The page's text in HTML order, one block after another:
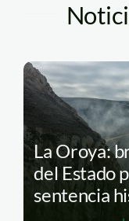
La Oroya:
del Estado
sentencia